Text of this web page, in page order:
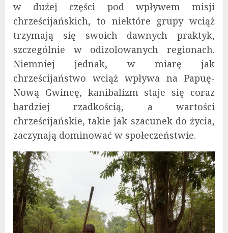
w dużej części pod wpływem misji
chrześcijańskich, to niektóre grupy wciąż
trzymają się swoich dawnych praktyk,
szczególnie w odizolowanych regionach.
Niemniej jednak, w miarę jak
chrześcijaństwo wciąż wpływa na Papuę-
Nową Gwineę, kanibalizm staje się coraz
bardziej rzadkością, a wartości
chrześcijańskie, takie jak szacunek do życia,
zaczynają dominować w społeczeństwie.